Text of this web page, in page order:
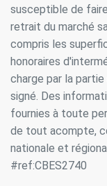
susceptible de
retrait du marché
compris les
honoraires
charge par la
signé. Des
fournies à toute
de tout acompte,
nationale et
#ref:CBES2740
Ils permettent le
utilisateurs de ce
type de cookies
Web pour
utilisateurs afin
l'analyse des
utilisateurs du
sauvegarder les
pour améliorer la
meilleure
Marketing et
Ces cookies sont